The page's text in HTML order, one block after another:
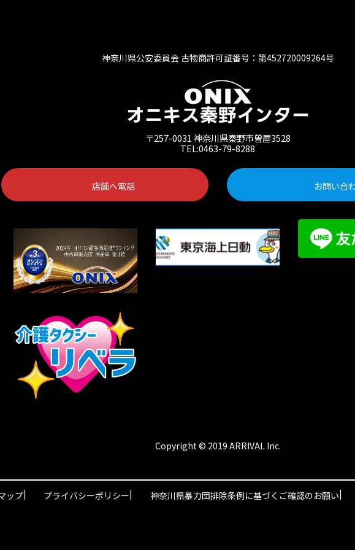
神奈川県公安委員会 古物商許可証番号：第452720009264号
〒257-0031 神奈川県秦野市曽屋3528
TEL:0463-79-8288
店舗へ電話 お問い合
Copyright © 2019 ARRIVAL Inc.
ップ| プライバシーポリシー| 神奈川県暴力団排除条例に基づくご確認のお願い|